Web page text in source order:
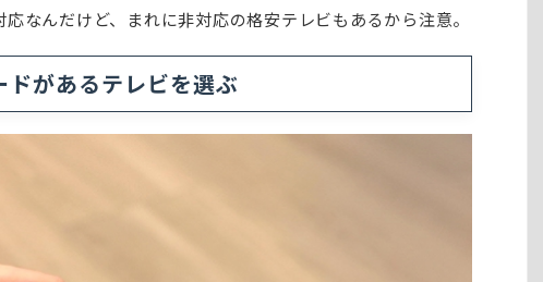
なんだけど、まれに非対応の格安テレビもあるから注意。
があるテレビを選ぶ